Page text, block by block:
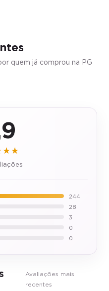
quem já comprou na PG
244
28
3
0
0
Avaliações mais
recentes